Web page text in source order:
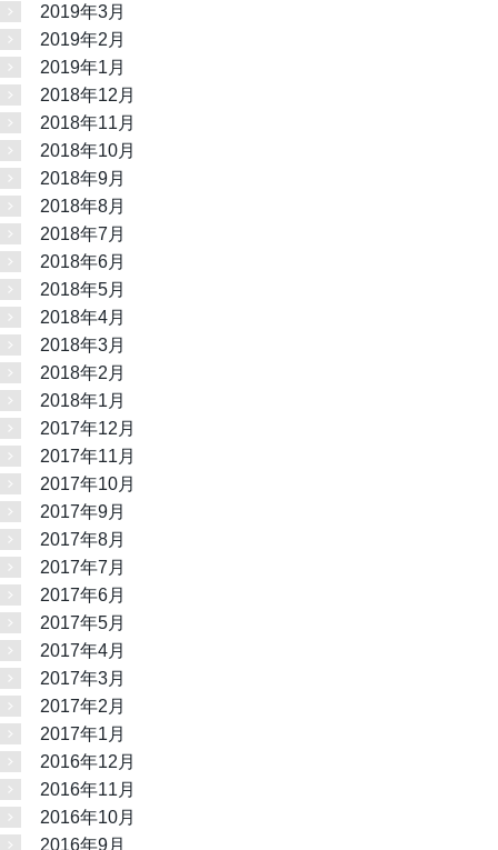
2019年3月
2019年2月
2019年1月
2018年12月
2018年11月
2018年10月
2018年9月
2018年8月
2018年7月
2018年6月
2018年5月
2018年4月
2018年3月
2018年2月
2018年1月
2017年12月
2017年11月
2017年10月
2017年9月
2017年8月
2017年7月
2017年6月
2017年5月
2017年4月
2017年3月
2017年2月
2017年1月
2016年12月
2016年11月
2016年10月
2016年9月